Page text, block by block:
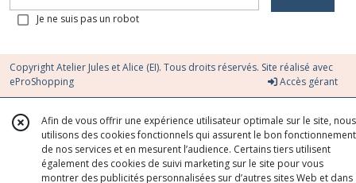
Je ne suis pas un robot
Copyright Atelier Jules et Alice (EI). Tous droits réservés. Site réalisé avec
eProShopping
Accès gérant
Afin de vous offrir une expérience utilisateur optimale sur le site, nous
utilisons des cookies fonctionnels qui assurent le bon fonctionnement
de nos services et en mesurent l’audience. Certains tiers utilisent
également des cookies de suivi marketing sur le site pour vous
montrer des publicités personnalisées sur d’autres sites Web et dans